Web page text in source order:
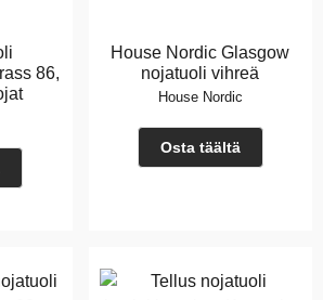
86,
House Nordic Glasgow
nojatuoli vihreä
House Nordic
Osta täältä